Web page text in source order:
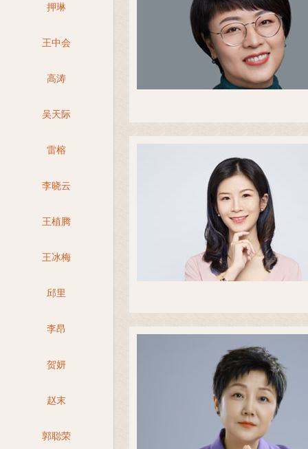
押琳
王中会
高涛
吴天际
雷榕
李晓云
王植腾
王冰梅
邱里
李昂
贺妍
赵末
郭聪荣